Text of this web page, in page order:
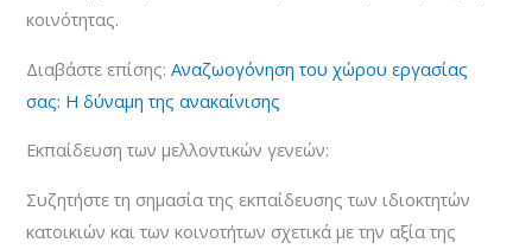
κοινότητας.
Διαβάστε επίσης:Αναζωογόνηση του χώρου εργασίας
σας: Η δύναμη της ανακαίνισης
Εκπαίδευση των μελλοντικών γενεών:
Συζητήστε τη σημασία της εκπαίδευσης των ιδιοκτητών
κατοικιών και των κοινοτήτων σχετικά με την αξία της